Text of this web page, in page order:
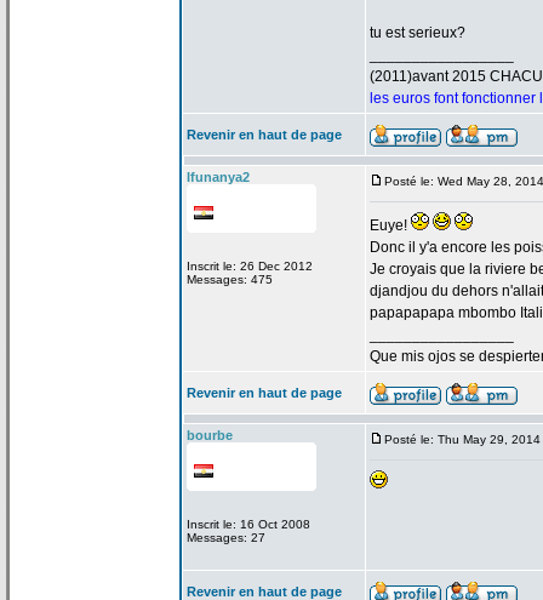
tu est serieux?
(2011)avant 2015
les euros font fonctionner
Revenir en haut de page
Ifunanya2
Inscrit le: 26 Dec 2012
Messages: 475
Posté le: Wed May 28,
Euye!
Donc il y'a encore les
Je croyais que la riviere
djandjou du dehors
papapapapa mbombo
Que mis ojos se
Revenir en haut de page
bourbe
Inscrit le: 16 Oct 2008
Messages: 27
Posté le: Thu May 29, 2014
Revenir en haut de page